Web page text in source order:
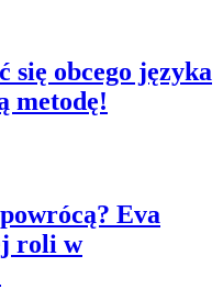
się obcego języka
metodę!
Eva
roli w